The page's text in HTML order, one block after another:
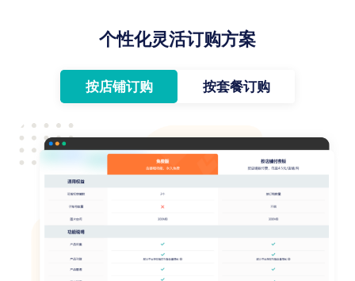
个性化灵活订购方案
按店铺订购 按套餐订购